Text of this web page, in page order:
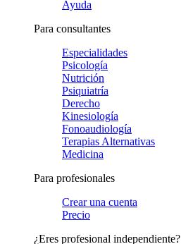
Ayuda
Para consultantes
Especialidades
Psicología
Nutrición
Psiquiatría
Derecho
Kinesiología
Fonoaudiología
Terapias Alternativas
Medicina
Para profesionales
Crear una cuenta
Precio
¿Eres profesional independiente?